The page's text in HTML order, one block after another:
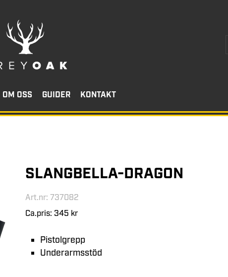
OM OSS GUIDER KONTAKT
SLANGBELLA-DRAGON
Art.nr: 737082
Ca.pris: 345 kr
Pistolgrepp
Underarmsstöd